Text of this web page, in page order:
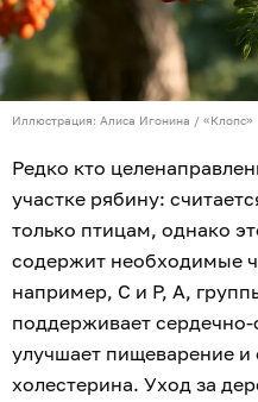
Иллюстрация: Алиса Игонина / «Клопс»
Редко кто
участке рябину:
только птицам, однако
содержит необходимые
например, С и Р, А,
поддерживает
улучшает пищеварение и
холестерина. Уход за